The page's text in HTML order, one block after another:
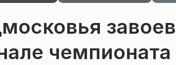
чемпионата